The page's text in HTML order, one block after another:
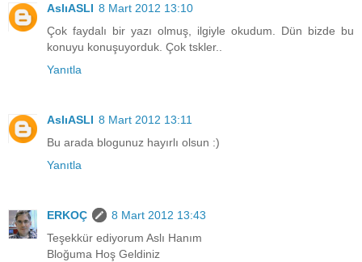
AslıASLI 8 Mart 2012 13:10
Çok faydalı bir yazı olmuş, ilgiyle okudum. Dün bizde bu
konuyu konuşuyorduk. Çok tskler..
Yanıtla
AslıASLI 8 Mart 2012 13:11
Bu arada blogunuz hayırlı olsun :)
Yanıtla
ERKOÇ
8 Mart 2012 13:43
Teşekkür ediyorum Aslı Hanım
Bloğuma Hoş Geldiniz